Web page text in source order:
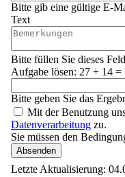
Bitte gib eine gültige E-
Text
Bitte füllen Sie dieses
Aufgabe lösen: 27 + 14 =
Bitte geben Sie das
Mit der Benutzung
Datenverarbeitung zu.
Sie müssen den
Absenden
Letzte Aktualisierung: